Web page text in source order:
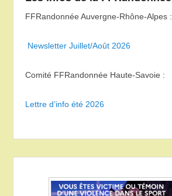
FFRandonnée Auvergne-Rhône-Alpes :
Newsletter Juillet/Août 2026
Comité FFRandonnée Haute-Savoie :
Lettre d’info été 2026